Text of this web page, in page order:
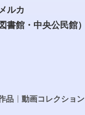
ルカ
図書館・中央公民館）
品 動画コレクション